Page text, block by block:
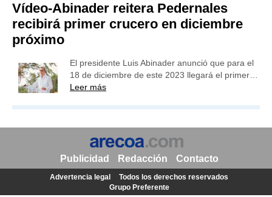
Vídeo-Abinader reitera Pedernales
recibirá primer crucero en diciembre
próximo
El presidente Luis Abinader anunció que para el
18 de diciembre de este 2023 llegará el primer…
Leer más
Publicidad Redacción Contacto
Advertencia legal
Todos los derechos reservados
Grupo Preferente